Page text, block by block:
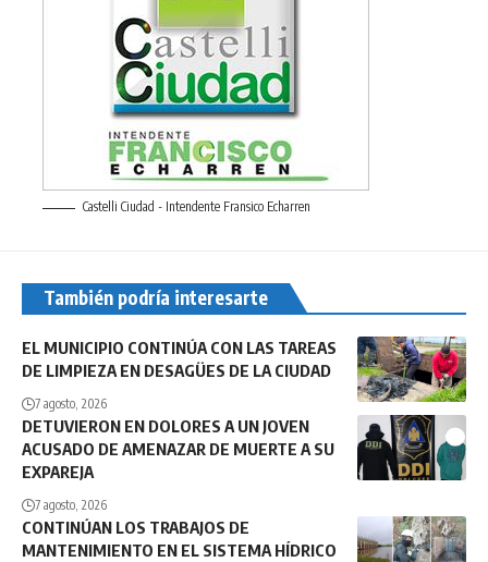
Castelli Ciudad - Intendente Fransico Echarren
También podría interesarte
EL MUNICIPIO CONTINÚA CON LAS TAREAS
DE LIMPIEZA EN DESAGÜES DE LA CIUDAD
7 agosto, 2026
DETUVIERON EN DOLORES A UN JOVEN
ACUSADO DE AMENAZAR DE MUERTE A SU
EXPAREJA
7 agosto, 2026
CONTINÚAN LOS TRABAJOS DE
MANTENIMIENTO EN EL SISTEMA HÍDRICO